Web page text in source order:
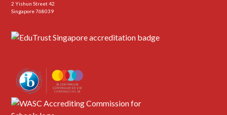
2 Yishun Street 42
Singapore 768039